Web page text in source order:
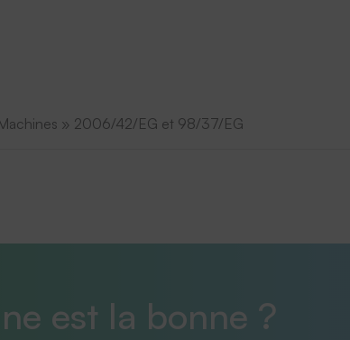
» 2006/42/EG et 98/37/EG
est la bonne ?